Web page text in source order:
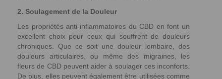
2. Soulagement de la Douleur
Les propriétés anti-inflammatoires du CBD en font un
excellent choix pour ceux qui souffrent de douleurs
chroniques. Que ce soit une douleur lombaire, des
douleurs articulaires, ou même des migraines, les
fleurs de CBD peuvent aider à soulager ces inconforts.
De plus, elles peuvent également être utilisées comme